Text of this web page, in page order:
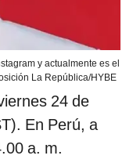
y actualmente es el
La República/HYBE
24 de
En Perú, a
a. m.